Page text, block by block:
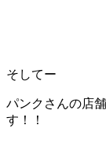
そしてー
パンクさんの店
す！！